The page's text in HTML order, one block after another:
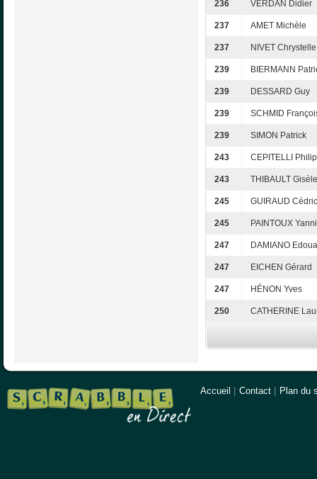
236 VERDAN Didier
237 AMET Michèle
237 NIVET Chrystelle
239 BIERMANN
239 DESSARD Guy
239 SCHMID
239 SIMON Patrick
243 CEPITELLI
243 THIBAULT Gisèle
245 GUIRAUD Cédric
245 PAINTOUX
247 DAMIANO
247 EICHEN Gérard
247 HÉNON Yves
250 CATHERINE
Accueil Contact Plan du